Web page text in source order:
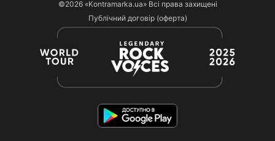
©2026 «Kontramarka.ua»Всі права захищені
Публічний договір (оферта)